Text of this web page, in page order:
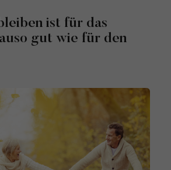
ist für das
gut wie für den